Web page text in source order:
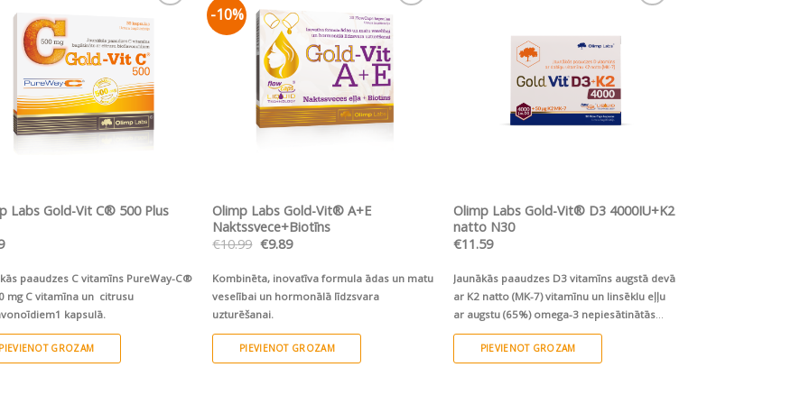
Pievienot vēlmju
sarakstam
ĀTRS SKATS
Labs Gold-Vit C® 500 Plus
paaudzes C vitamīns PureWay-C®
mg C vitamīna un citrusu
kapsulā.
PIEVIENOT GROZAM
-10%
Pievienot vēlmju
sarakstam
ĀTRS SKATS
Olimp Labs Gold-Vit® A+E
Naktssvece+Biotīns
€10.99 Original
€10.99.
€9.89Current
€9.89.
Kombinēta, inovatīva formula ādas un matu
veselībai un hormonālā līdzsvara
uzturēšanai.
PIEVIENOT GROZAM
ĀTRS SKATS
Olimp Labs Gold-Vit® D3 4000IU+K2
natto N30
€11.59
Jaunākās paaudzes D3 vitamīns augstā devā
ar K2 natto (MK-7) vitamīnu un linsēklu eļļu
ar augstu (65%) omega-3 nepiesātinātās
taukskābes - alfa-linolēnskābes (ALS) saturu.
PIEVIENOT GROZAM